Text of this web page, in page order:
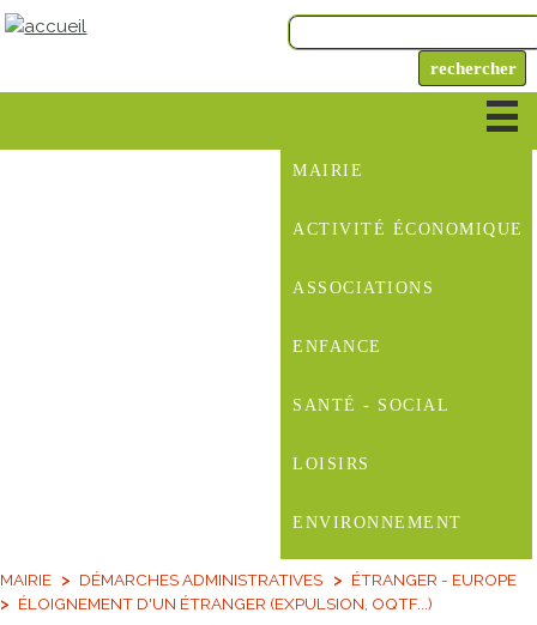
MAIRIE
ACTIVITÉ ÉCONOMIQUE
ASSOCIATIONS
ENFANCE
SANTÉ - SOCIAL
LOISIRS
ENVIRONNEMENT
MAIRIE DÉMARCHES ADMINISTRATIVES
ÉTRANGER - EUROPE
ÉLOIGNEMENT D'UN ÉTRANGER (EXPULSION, OQTF...)